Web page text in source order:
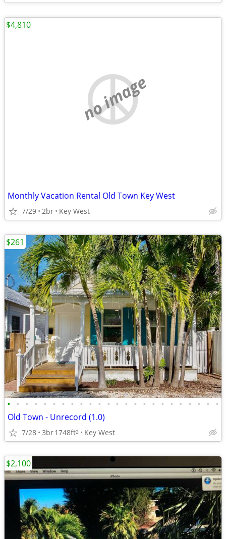
no image
Monthly Vacation Rental Old Town Key West
7/29 2br Key West
$4,810
• • • • • • • • • • • • • • • • • • • • • • • •
Old Town - Unrecord (1.0)
7/28 3br1748ft2 Key West
$261
$2,100